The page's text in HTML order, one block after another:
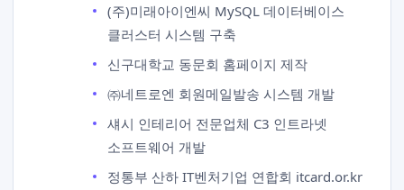
(주)미래아이엔씨 MySQL 데이터베이스
클러스터 시스템 구축
신구대학교 동문회 홈페이지 제작
㈜네트로엔 회원메일발송 시스템 개발
섀시 인테리어 전문업체 C3 인트라넷
소프트웨어 개발
정통부 산하 IT벤처기업 연합회 itcard.or.kr